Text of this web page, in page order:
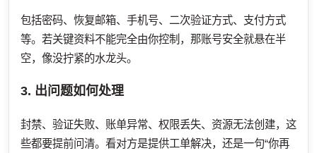
包括密码、恢复邮箱、手机号、二次验证方式、支付方式
等。若关键资料不能完全由你控制，那账号安全就悬在半
空，像没拧紧的水龙头。
3. 出问题如何处理
封禁、验证失败、账单异常、权限丢失、资源无法创建，这
些都要提前问清。看对方是提供工单解决，还是一句“你再